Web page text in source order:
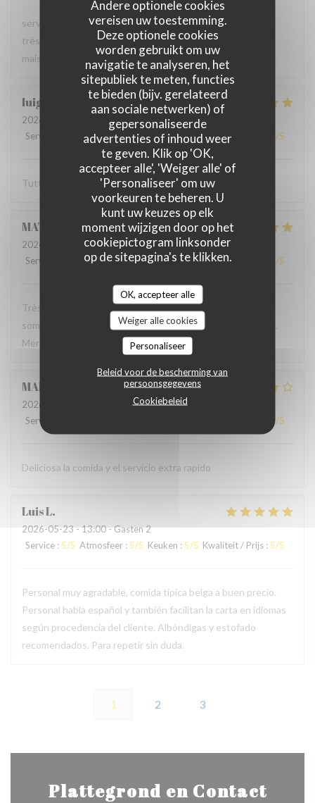
Andere optionele cookies
vereisen uw toestemming.
Deze optionele cookies
worden gebruikt om uw
navigatie te analyseren, het
sitepubliek te meten, functies
te bieden (bijv. gerelateerd
aan sociale netwerken) of
gepersonaliseerde
advertenties of inhoud weer
te geven. Klik op 'OK,
accepteer alle', 'Weiger alle' of
'Personaliseer' om uw
voorkeuren te beheren. U
kunt uw keuzes op elk
moment wijzigen door op het
cookiepictogram linksonder
op de sitepagina's te klikken.
OK, accepteer alle
Weiger alle cookies
Personaliseer
Beleid voor de bescherming van
persoonsgegevens
Cookiebeleid
serveur très agréable, les plats sont bien servis et surtout
très bons. Mention spéciale pour la mousse au chocolat
maison !
luigi
2026-06-07
- 14:30 - Gasten 2
Service
Atmosfeer:5/5 Keuken:5/5 Kwaliteit / Prijs /5
Tutto molto buono. Carbonade buonissima
MATHIEU
2026-06-07
- 19:00 - Gasten 2
Service
Atmosfeer:5/5 Keuken : 5/5 Kwaliteit / Prijs /5
Très bonne soirée dans cet établissement où nous nous
sommes régalés avec des plats authentiques de Bruxelles.
Merci à l'accueil ainsi qu'au service sans fausse note
MARCELA
2026-05-24
- 19:00 - Gasten 2
Service
4/5
Deliciosa la comida y el servicio extra rapido
LuisL
2026-05-23- 13:00 - Gasten 2
Service : 5/5 Atmosfeer : 5/5 Keuken : 5/5 Kwaliteit / Prijs : 5/5
Personal muy agradable, comida típica belga a buen precio.
Personal habla español y también facilitan la carta en idiomas
según procedencia del cliente. Albóndigas y estofado
recomendados. Para repetir sin duda.
1 2 3
Plattegrond en Contact